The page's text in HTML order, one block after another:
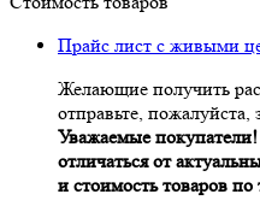
Прайс лист с живыми
Желающие получить
отправьте, пожалуйста,
Уважаемые
отличаться от
и стоимость товаров